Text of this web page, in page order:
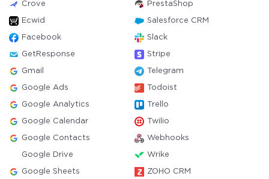
Crove PrestaShop
Ecwid Salesforce CRM
Facebook Slack
GetResponse Stripe
Gmail Telegram
Google Ads Todoist
Google Analytics Trello
Google Calendar Twilio
Google Contacts Webhooks
Google Drive Wrike
Google Sheets ZOHO CRM